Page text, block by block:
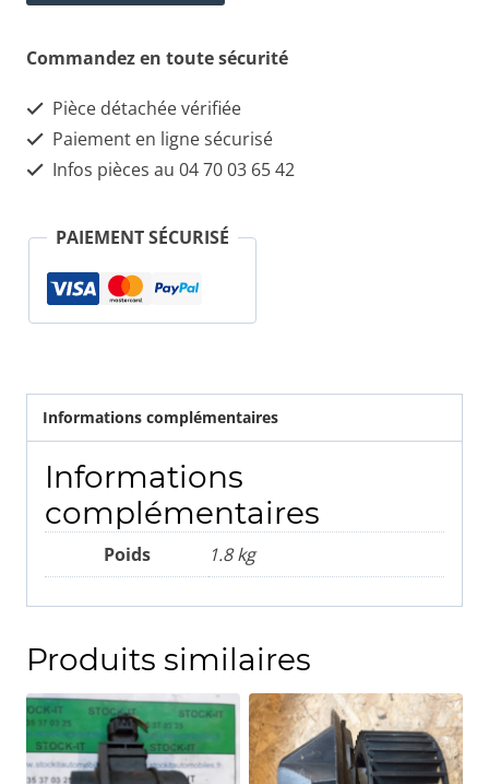
de
0445214044
D
´INJECTEUR
Commandez en toute sécurité
Pièce détachée vérifiée
Paiement en ligne sécurisé
Infos pièces au 04 70 03 65 42
PAIEMENT SÉCURISÉ
Informations complémentaires
Informations
complémentaires
Poids 1.8 kg
Produits similaires